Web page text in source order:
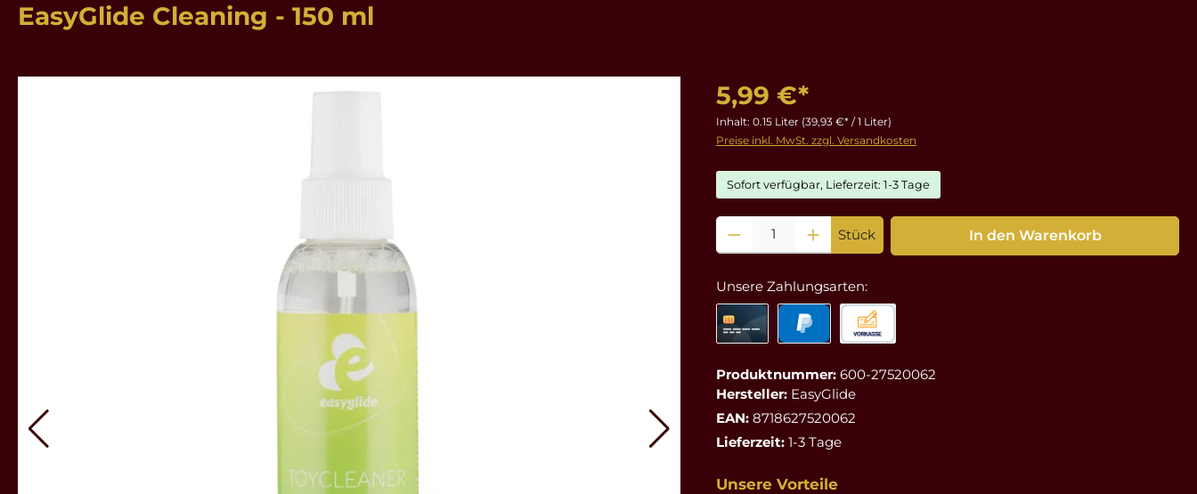
EasyGlide Cleaning - 150 ml
5,99 €*
Inhalt: 0.15 Liter (39,93 €* / 1 Liter)
Preise inkl. MwSt. zzgl. Versandkosten
Sofort verfügbar, Lieferzeit: 1-3 Tage
Produkt Anzahl: Gib den gewünschten Wert ein oder benutze die Schaltflächen um die
Stück In den Warenkorb
Unsere Zahlungsarten:
Produktnummer: 600-27520062
Hersteller: EasyGlide
EAN: 8718627520062
Lieferzeit: 1-3 Tage
Unsere Vorteile